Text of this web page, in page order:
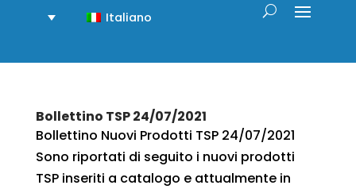
Italiano
Bollettino TSP 24/07/2021
Bollettino Nuovi Prodotti TSP 24/07/2021
Sono riportati di seguito i nuovi prodotti
TSP inseriti a catalogo e attualmente in